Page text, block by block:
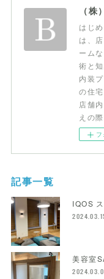
（
はじ
は、
ーム
術と
内装
の住
店舗
えの
フ
記事一覧
IQOS
美容室